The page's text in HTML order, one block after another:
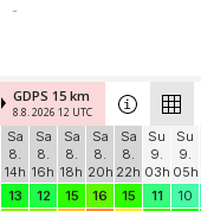
-
GDPS 15 km
8.8. 2026 12 UTC
Sa
8.
14h
Sa
8.
16h
Sa
8.
18h
Sa
8.
20h
Sa
8.
22h
Su
9.
03h
Su
9.
05h
13
12 15 16 15 11 10